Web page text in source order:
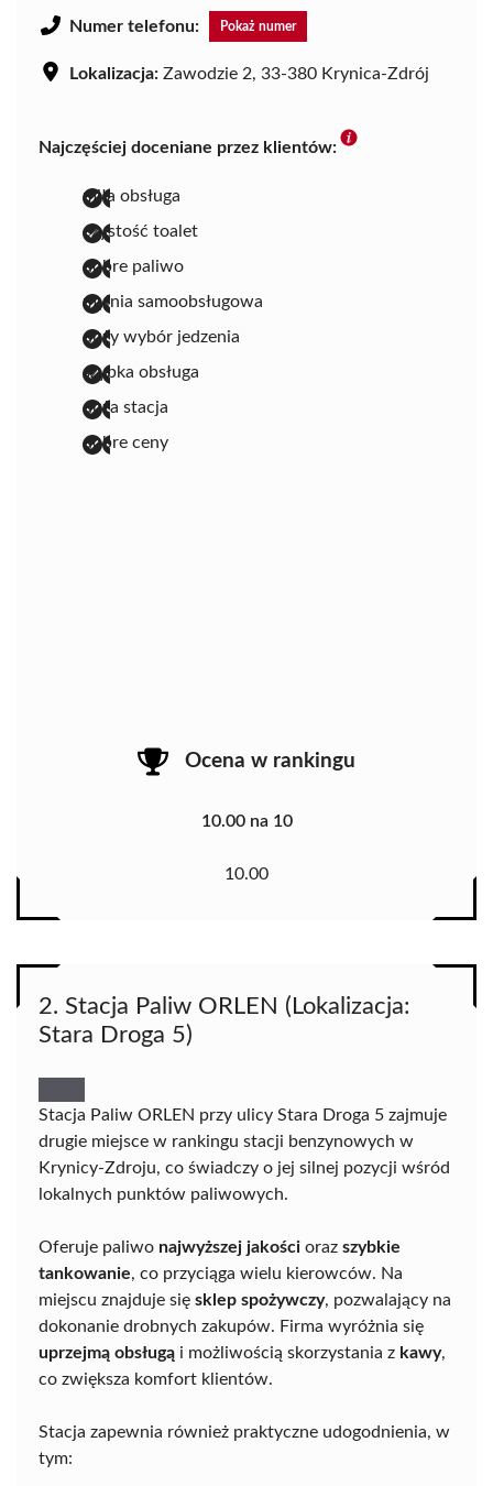
Numer telefonu: Pokaż numer
Lokalizacja: Zawodzie 2, 33-380 Krynica-Zdrój
Najczęściej doceniane przez klientów:
miła obsługa
czystość toalet
dobre paliwo
myjnia samoobsługowa
duży wybór jedzenia
szybka obsługa
duża stacja
dobre ceny
Ocena w rankingu
10.00 na 10
10.00
2. Stacja Paliw ORLEN (Lokalizacja:
Stara Droga 5)
Stacja Paliw ORLEN przy ulicy Stara Droga 5 zajmuje
drugie miejsce w rankingu stacji benzynowych w
Krynicy-Zdroju, co świadczy o jej silnej pozycji wśród
lokalnych punktów paliwowych.
Oferuje paliwo najwyższej jakości oraz szybkie
tankowanie, co przyciąga wielu kierowców. Na
miejscu znajduje się sklep spożywczy, pozwalający na
dokonanie drobnych zakupów. Firma wyróżnia się
uprzejmą obsługą i możliwością skorzystania z kawy,
co zwiększa komfort klientów.
Stacja zapewnia również praktyczne udogodnienia, w
tym: